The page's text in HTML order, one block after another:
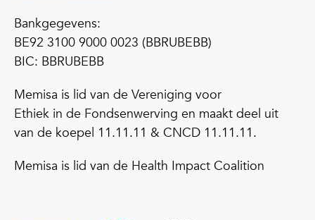
Bankgegevens:
BE92 3100 9000 0023 (BBRUBEBB)
BIC: BBRUBEBB
Memisa is lid van de Vereniging voor
Ethiek in de Fondsenwerving en maakt deel uit
van de koepel 11.11.11 & CNCD 11.11.11.
Memisa is lid van de Health Impact Coalition